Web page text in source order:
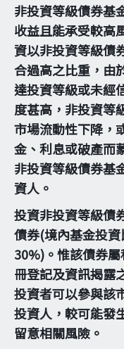
非投資等級債券基
收益且能承受較高
資以非投資等級債
合過高之比重，由
達投資等級或未經
度甚高，非投資等
市場流動性下降，
金、利息或破產而
非投資等級債券基
資人。
投資非投資等級債
債券(境內基金投
30%)。惟該債券
冊登記及資訊揭露
投資者可以參與該
投資人，較可能發
留意相關風險。